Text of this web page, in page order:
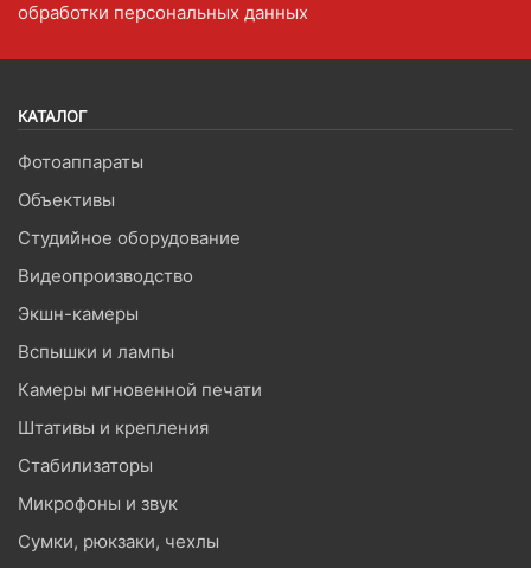
обработки персональных данных
КАТАЛОГ
Фотоаппараты
Объективы
Студийное оборудование
Видеопроизводство
Экшн-камеры
Вспышки и лампы
Камеры мгновенной печати
Штативы и крепления
Стабилизаторы
Микрофоны и звук
Сумки, рюкзаки, чехлы